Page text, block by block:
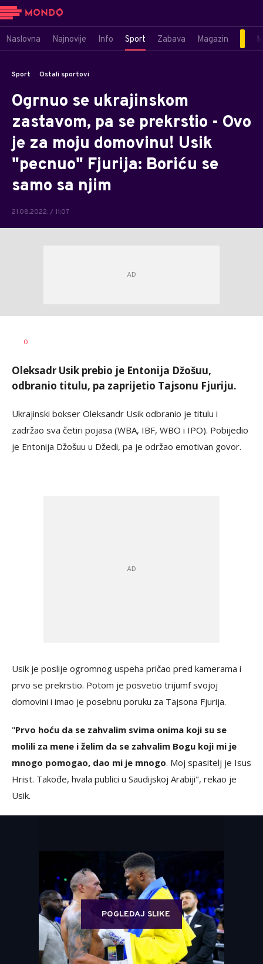
Naslovna Najnovije Info Sport Zabava Magazin
Sport Ostali sportovi
Ogrnuo se ukrajinskom
zastavom, pa se prekrstio - Ovo
je za moju domovinu! Usik
"pecnuo" Fjurija: Boriću se
samo sa njim
21.08.2022. / 11:07
AUTOR
0
Oleksadr Usik prebio je Entonija Džošuu,
odbranio titulu, pa zaprijetio Tajsonu Fjuriju.
Ukrajinski bokser Oleksandr Usik odbranio je titulu i
zadržao sva četiri pojasa (WBA, IBF, WBO i IPO). Pobijedio
je Entonija Džošuu u Džedi, pa je održao emotivan govor.
Usik je poslije ogromnog uspeha pričao pred kamerama i
prvo se prekrstio. Potom je posvetio trijumf svojoj
domovini i imao je posebnu poruku za Tajsona Fjurija.
"Prvo hoću da se zahvalim svima onima koji su se
molili za mene i želim da se zahvalim Bogu koji mi je
mnogo pomogao, dao mi je mnogo. Moj spasitelj je Isus
Hrist. Takođe, hvala publici u Saudijskoj Arabiji", rekao je
Usik.
POGLEDAJ SLIKE